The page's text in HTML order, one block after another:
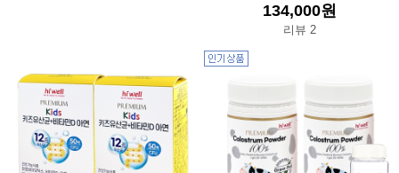
134,000원
리뷰 2